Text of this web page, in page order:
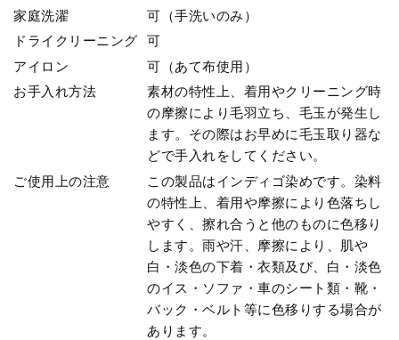
家庭洗濯
可（手洗いのみ）
ドライクリーニング
可
アイロン
可（あて布使用）
お手入れ方法
素材の特性上、着用やクリーニング時
の摩擦により毛羽立ち、毛玉が発生し
ます。その際はお早めに毛玉取り器な
どで手入れをしてください。
ご使用上の注意
この製品はインディゴ染めです。染料
の特性上、着用や摩擦により色落ちし
やすく、擦れ合うと他のものに色移り
します。雨や汗、摩擦により、肌や
白・淡色の下着・衣類及び、白・淡色
のイス・ソファ・車のシート類・靴・
バック・ベルト等に色移りする場合が
あります。